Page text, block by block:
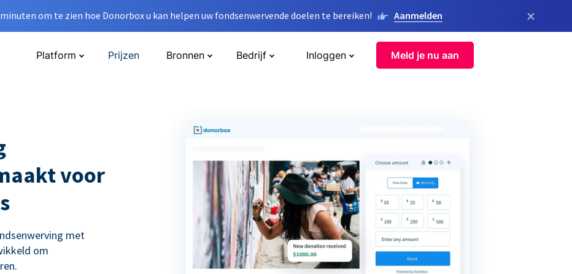
minuten om te zien hoe Donorbox u kan helpen uw fondsenwervende doelen te bereiken! Aanmelden ×
Platform Prijzen Bronnen Bedrijf Inloggen Meld je nu aan
voor
met
om